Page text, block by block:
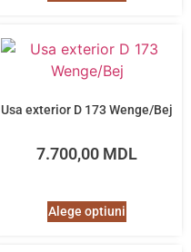
Usa exterior D 173 Wenge/Bej
7.700,00 MDL
Alege optiuni